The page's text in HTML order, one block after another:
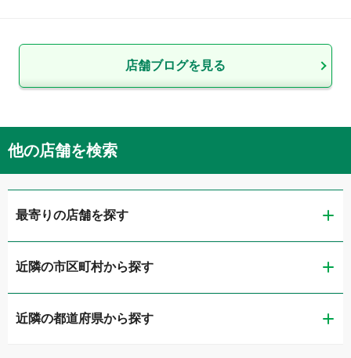
店舗ブログを見る
他の店舗を検索
最寄りの店舗を探す
ガリバー下関綾羅木店
ガリバーアウトレット下関長府店
近隣の市区町村から探す
下関市
近隣の都道府県から探す